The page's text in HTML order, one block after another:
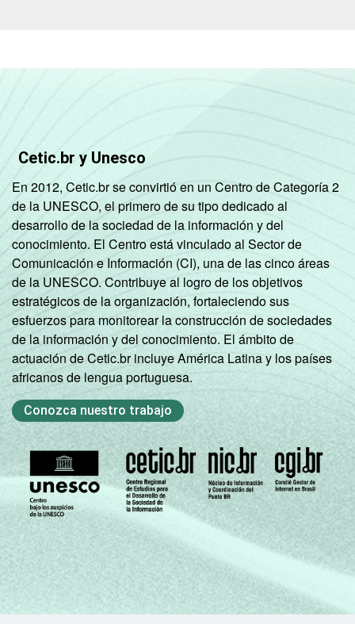
Cetic.br y Unesco
En 2012, Cetic.br se convirtió en un Centro de Categoría 2
de la UNESCO, el primero de su tipo dedicado al
desarrollo de la sociedad de la información y del
conocimiento. El Centro está vinculado al Sector de
Comunicación e Información (CI), una de las cinco áreas
de la UNESCO. Contribuye al logro de los objetivos
estratégicos de la organización, fortaleciendo sus
esfuerzos para monitorear la construcción de sociedades
de la información y del conocimiento. El ámbito de
actuación de Cetic.br incluye América Latina y los países
africanos de lengua portuguesa.
Conozca nuestro trabajo